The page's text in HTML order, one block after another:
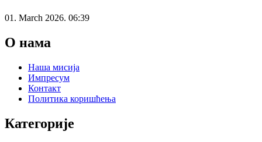
01. March 2026. 06:39
О нама
Наша мисија
Импресум
Контакт
Политика коришћења
Категорије